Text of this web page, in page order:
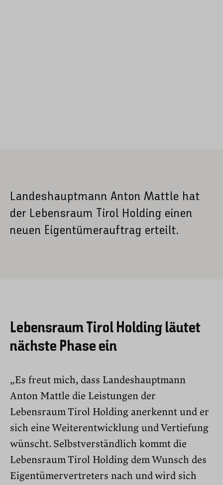
Landeshauptmann Anton Mattle hat
der Lebensraum Tirol Holding einen
neuen Eigentümerauftrag erteilt.
Lebensraum Tirol Holding läutet
nächste Phase ein
„Es freut mich, dass Landeshauptmann
Anton Mattle die Leistungen der
Lebensraum Tirol Holding anerkennt und er
sich eine Weiterentwicklung und Vertiefung
wünscht. Selbstverständlich kommt die
Lebensraum Tirol Holding dem Wunsch des
Eigentümervertreters nach und wird sich